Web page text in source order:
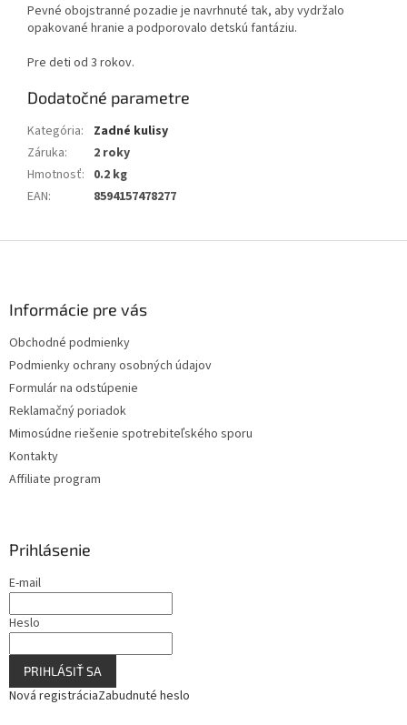
Pevné obojstranné pozadie je navrhnuté tak, aby vydržalo
opakované hranie a podporovalo detskú fantáziu.
Pre deti od 3 rokov.
Dodatočné parametre
Kategória:
Zadné kulisy
Záruka:
2 roky
Hmotnosť: 0.2 kg
EAN: 8594157478277
Informácie pre vás
Obchodné podmienky
Podmienky ochrany osobných údajov
Formulár na odstúpenie
Reklamačný poriadok
Mimosúdne riešenie spotrebiteľského sporu
Kontakty
Affiliate program
Prihlásenie
E-mail
Heslo
PRIHLÁSIŤ SA
Nová registráciaZabudnuté heslo